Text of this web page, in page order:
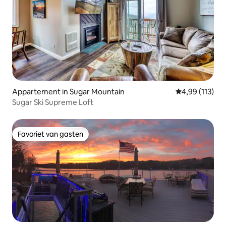
Appartement in Sugar Mountain Gemiddelde
4,99 (113)
Sugar Ski Supreme Loft
Favoriet van gasten
Favoriet van gasten